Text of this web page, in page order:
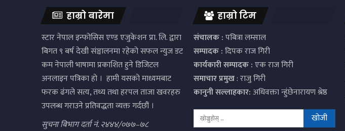
हाम्रो बारेमा
स्टार नेपाल इन्फोसिस एण्ड एजुकेशन प्रा. लि. द्वारा
बिगत ९ बर्ष देखी संञ्चालनमा रहेको सफल न्युज डट
कम नेपाली भाषामा प्रकाशित हुने डिजिटल
अनलाइन पत्रिका हो । हामी यसको माध्यमबाट
फरक ढंगले सत्य, तथ्य तथा हरपल ताजा खवरहरु
उपलब्ध गराउने प्रतिवद्धता व्यक्त गर्दछौं ।
सुचना बिभाग दर्ता नं. २४४४/०७७–७८
हाम्रो टिम
संचालक :पबित्रा लम्साल
सम्पादक :दिपक राज गिरी
कार्यकारी सम्पादक :एक राज गिरी
समाचार प्रमुख: राजु गिरी
कानुनी सल्लाहकार:अधिवक्ता न्हुंछेनारायण श्रेष्ठ